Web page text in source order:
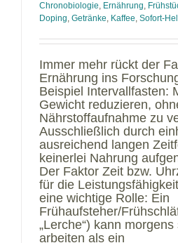
Chronobiologie, Ernährung,
Doping, Getränke, Kaffee, Sofort-
Immer mehr rückt der
Ernährung ins
Beispiel Intervallfasten:
Gewicht reduzieren,
Nährstoffaufnahme zu
Ausschließlich durch
ausreichend langen
keinerlei Nahrung
Der Faktor Zeit bzw.
für die
eine wichtige Rolle: Ein
Frühaufsteher/
„Lerche“) kann
arbeiten als ein